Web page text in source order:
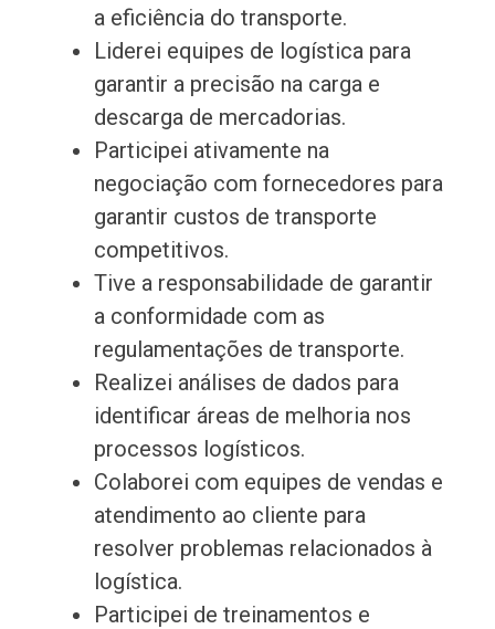
a eficiência do transporte.
Liderei equipes de logística para
garantir a precisão na carga e
descarga de mercadorias.
Participei ativamente na
negociação com fornecedores para
garantir custos de transporte
competitivos.
Tive a responsabilidade de garantir
a conformidade com as
regulamentações de transporte.
Realizei análises de dados para
identificar áreas de melhoria nos
processos logísticos.
Colaborei com equipes de vendas e
atendimento ao cliente para
resolver problemas relacionados à
logística.
Participei de treinamentos e